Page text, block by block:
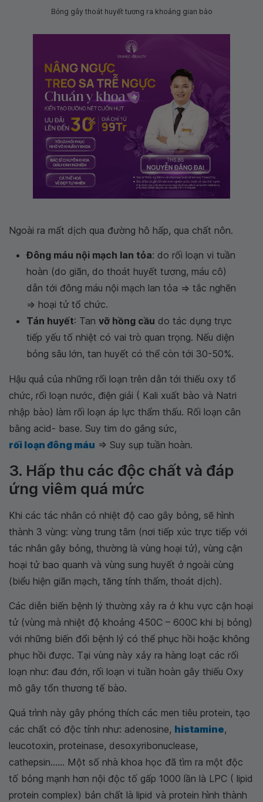
Bỏng gây thoát huyết tương ra khoảng gian bào
Ngoài ra mất dịch qua đường hô hấp, qua chất nôn.
Đông máu nội mạch lan tỏa: do rối loạn vi tuần
hoàn (do giãn, do thoát huyết tương, máu cô)
dẫn tới đông máu nội mạch lan tỏa => tắc nghẽn
=> hoại tử tổ chức.
Tán huyết: Tan vỡ hồng cầu do tác dụng trực
tiếp yếu tố nhiệt có vai trò quan trọng. Nếu diện
bỏng sâu lớn, tan huyết có thể còn tới 30-50%.
Hậu quả của những rối loạn trên dẫn tới thiếu oxy tổ
chức, rối loạn nước, điện giải ( Kali xuất bào và Natri
nhập bào) làm rối loạn áp lực thẩm thấu. Rối loạn cân
bằng acid- base. Suy tim do gắng sức,
rối loạn đông máu => Suy sụp tuần hoàn.
3. Hấp thu các độc chất và đáp
ứng viêm quá mức
Khi các tác nhân có nhiệt độ cao gây bỏng, sẽ hình
thành 3 vùng: vùng trung tâm (nơi tiếp xúc trực tiếp với
tác nhân gây bỏng, thường là vùng hoại tử), vùng cận
hoại tử bao quanh và vùng sung huyết ở ngoài cùng
(biểu hiện giãn mạch, tăng tính thấm, thoát dịch).
Các diễn biến bệnh lý thường xảy ra ở khu vực cận hoại
tử (vùng mà nhiệt độ khoảng 450C – 600C khi bị bỏng)
với những biến đổi bệnh lý có thể phục hồi hoặc không
phục hồi được. Tại vùng này xảy ra hàng loạt các rối
loạn như: đau đớn, rối loạn vi tuần hoàn gây thiếu Oxy
mô gây tổn thương tế bào.
Quá trình này gây phóng thích các men tiêu protein, tạo
các chất có độc tính như: adenosine, histamine,
leucotoxin, proteinase, desoxyribonuclease,
cathepsin...... Một số nhà khoa học đã tìm ra một độc
tố bỏng mạnh hơn nội độc tố gấp 1000 lần là LPC ( lipid
protein complex) bản chất là lipid và protein hình thành